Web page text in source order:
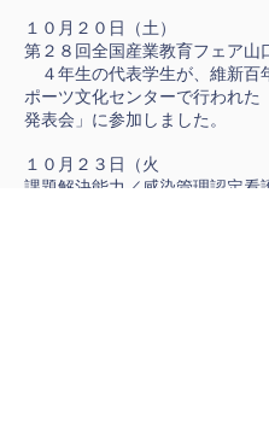
１０月２０日（土）
第２８回全国産業教育フェア山
４年生の代表学生が、維新百
ポーツ文化センターで行われた
発表会」に参加しました。
１０月２３日（火
課題解決能力／感染管理認定看